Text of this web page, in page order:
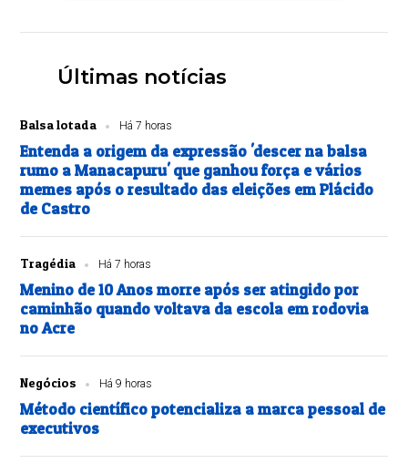
Últimas notícias
Balsa lotada Há 7 horas
Entenda a origem da expressão 'descer na balsa
rumo a Manacapuru' que ganhou força e vários
memes após o resultado das eleições em Plácido
de Castro
Tragédia Há 7 horas
Menino de 10 Anos morre após ser atingido por
caminhão quando voltava da escola em rodovia
no Acre
Negócios Há 9 horas
Método científico potencializa a marca pessoal de
executivos